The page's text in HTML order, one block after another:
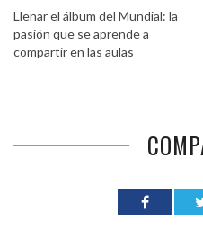
Llenar el álbum del Mundial: la
pasión que se aprende a
compartir en las aulas